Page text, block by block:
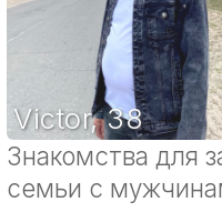
Victor,38
Знакомства для
семьи с